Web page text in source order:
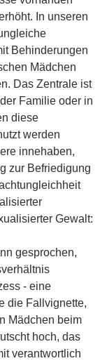
In unseren
Behinderungen
Mädchen
Das Zentrale ist
Familie oder in
diese
werden
innehaben,
zur Befriedigung
Gewalt:
gesprochen,
- eine
die Fallvignette,
Mädchen beim
hoch, das
verantwortlich